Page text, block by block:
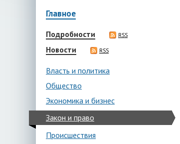
Главное
Подробности RSS
Новости RSS
Власть и политика
Общество
Экономика и бизнес
Закон и право
Происшествия